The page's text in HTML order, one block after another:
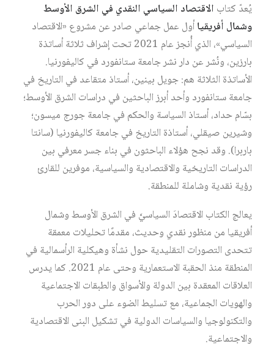
يُعدّ كتاب الاقتصاد السياسي النقدي في الشرق الأوسط
وشمال أفريقياأول عمل جماعي صادر عن مشروع «الاقتصاد
السياسي»، الذي أُنجز عام 2021 تحت إشراف ثلاثة أساتذة
بارزين، ونُشر عن دار نشر جامعة ستانفورد في كاليفورنيا.
الأساتذة الثلاثة هم: جويل بينين، أستاذ متقاعد في التاريخ في
جامعة ستانفورد وأحد أبرز الباحثين في دراسات الشرق الأوسط؛
بسّام حداد، أستاذ السياسة والحكم في جامعة جورج ميسون؛
وشيرين صيقلي، أستاذة التاريخ في جامعة كاليفورنيا (سانتا
باربرا). وقد نجح هؤلاء الباحثون في بناء جسر معرفي بين
الدراسات التاريخية والاقتصادية والسياسية، موفرين للقارئ
رؤية نقدية وشاملة للمنطقة.
يعالج الكتاب الاقتصادَ السياسيَّ في الشرق الأوسط وشمال
أفريقيا من منظور نقدي وحديث، مقدمًا تحليلات معمقة
تتحدى التصورات التقليدية حول نشأة وهيكلية الرأسمالية في
المنطقة منذ الحقبة الاستعمارية وحتى عام 2021. كما يدرس
العلاقات المعقدة بين الدولة والأسواق والطبقات الاجتماعية
والهويات الجماعية، مع تسليط الضوء على دور الحرب
والتكنولوجيا والسياسات الدولية في تشكيل البنى الاقتصادية
والاجتماعية.